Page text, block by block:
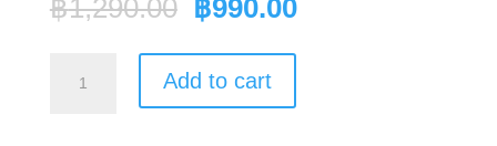
฿1,290.00 Original
was:
฿1,290.00.
฿990.00Current
is:
Add to cart